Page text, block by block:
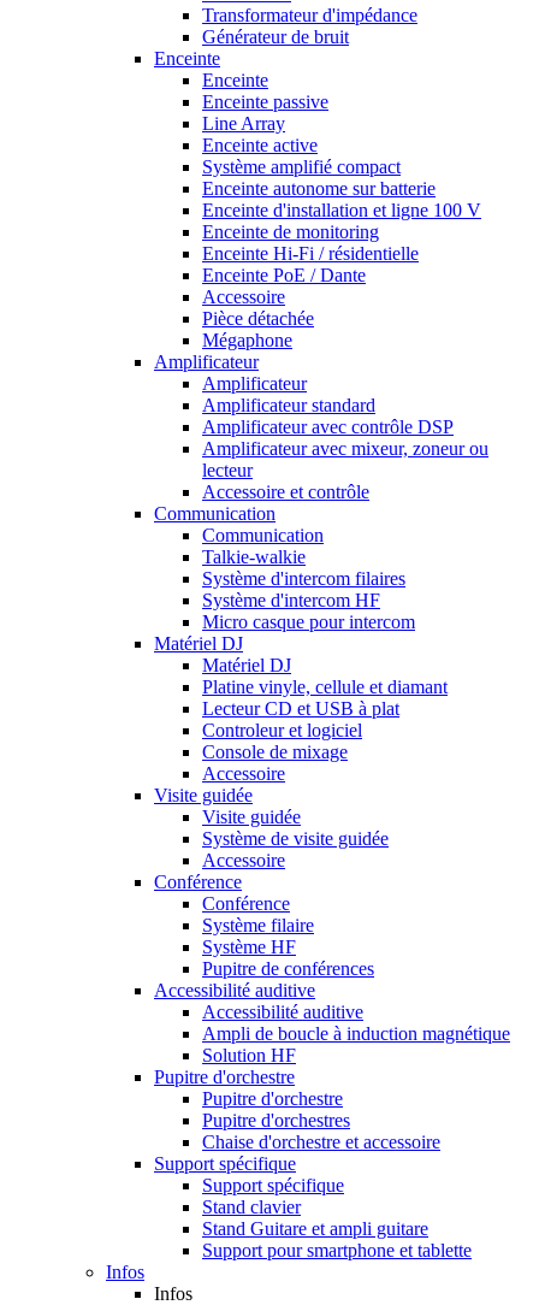
Transformateur d'impédance
Générateur de bruit
Enceinte
Enceinte
Enceinte passive
Line Array
Enceinte active
Système amplifié compact
Enceinte autonome sur batterie
Enceinte d'installation et ligne 100 V
Enceinte de monitoring
Enceinte Hi-Fi / résidentielle
Enceinte PoE / Dante
Accessoire
Pièce détachée
Mégaphone
Amplificateur
Amplificateur
Amplificateur standard
Amplificateur avec contrôle DSP
Amplificateur avec mixeur, zoneur ou
lecteur
Accessoire et contrôle
Communication
Communication
Talkie-walkie
Système d'intercom filaires
Système d'intercom HF
Micro casque pour intercom
Matériel DJ
Matériel DJ
Platine vinyle, cellule et diamant
Lecteur CD et USB à plat
Controleur et logiciel
Console de mixage
Accessoire
Visite guidée
Visite guidée
Système de visite guidée
Accessoire
Conférence
Conférence
Système filaire
Système HF
Pupitre de conférences
Accessibilité auditive
Accessibilité auditive
Ampli de boucle à induction magnétique
Solution HF
Pupitre d'orchestre
Pupitre d'orchestre
Pupitre d'orchestres
Chaise d'orchestre et accessoire
Support spécifique
Support spécifique
Stand clavier
Stand Guitare et ampli guitare
Support pour smartphone et tablette
Infos
Infos